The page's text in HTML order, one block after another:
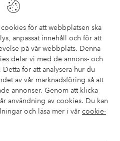
för att webbplatsen ska
anpassat innehåll och för att
på vår webbplats. Denna
delar vi med de annons- och
för att analysera hur du
av vår marknadsföring så att
annonser. Genom att klicka
användning av cookies. Du kan
och läsa mer i vår cookie-